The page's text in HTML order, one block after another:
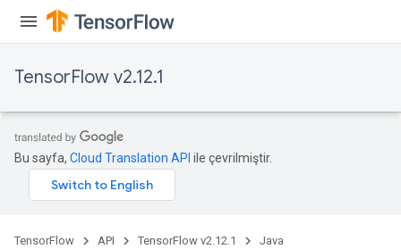
TensorFlow v2.12.1
Bu sayfa, Cloud Translation API ile çevrilmiştir.
TensorFlow API TensorFlow v2.12.1 Java